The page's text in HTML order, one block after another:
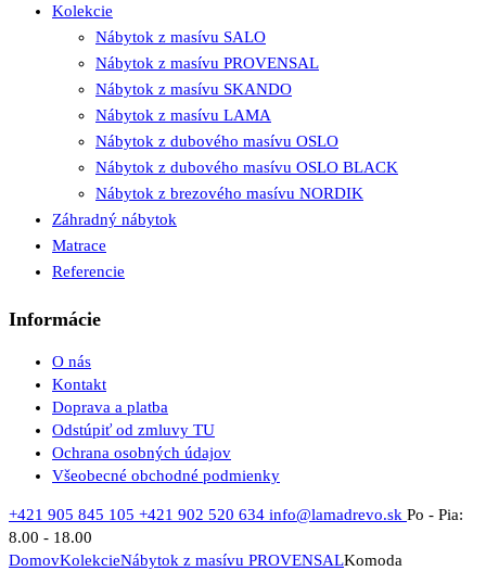
Kolekcie
Nábytok z masívu SALO
Nábytok z masívu PROVENSAL
Nábytok z masívu SKANDO
Nábytok z masívu LAMA
Nábytok z dubového masívu OSLO
Nábytok z dubového masívu OSLO BLACK
Nábytok z brezového masívu NORDIK
Záhradný nábytok
Matrace
Referencie
Informácie
O nás
Kontakt
Doprava a platba
Odstúpiť od zmluvy TU
Ochrana osobných údajov
Všeobecné obchodné podmienky
+421 905 845 105 +421 902 520 634 info@lamadrevo.sk Po - Pia:
8.00 - 18.00
DomovKolekcieNábytok z masívu PROVENSALKomoda